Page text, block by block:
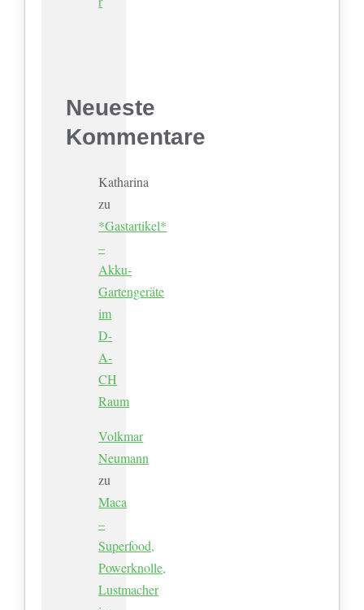
Neueste
Kommentare
Katharina
zu
*Gastartikel*
–
Akku-
Gartengeräte
im
D-
A-
CH
Raum
Volkmar
Neumann
zu
Maca
–
Superfood,
Powerknolle,
Lustmacher